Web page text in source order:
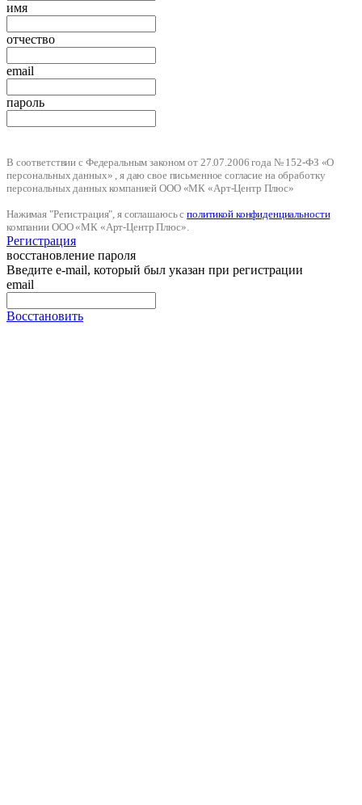
имя
отчество
email
пароль
В соответствии с Федеральным законом от 27.07.2006 года № 152-ФЗ «О
персональных данных» , я даю свое письменное согласие на обработку
персональных данных компанией ООО «МК «Арт-Центр Плюс»
Нажимая "Регистрация", я соглашаюсь сполитикой конфиденциальности
компании ООО «МК «Арт-Центр Плюс».
Регистрация
восстановление пароля
Введите e-mail, который был указан при регистрации
email
Восстановить